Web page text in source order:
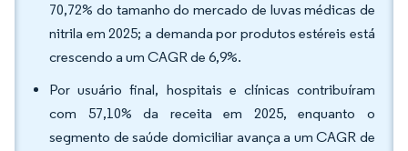
70,72% do tamanho do mercado de luvas médicas de
nitrila em 2025; a demanda por produtos estéreis está
crescendo a um CAGR de 6,9%.
Por usuário final, hospitais e clínicas contribuíram
com 57,10% da receita em 2025, enquanto o
segmento de saúde domiciliar avança a um CAGR de